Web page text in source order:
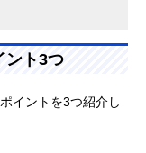
ント3つ
イントを3つ紹介し